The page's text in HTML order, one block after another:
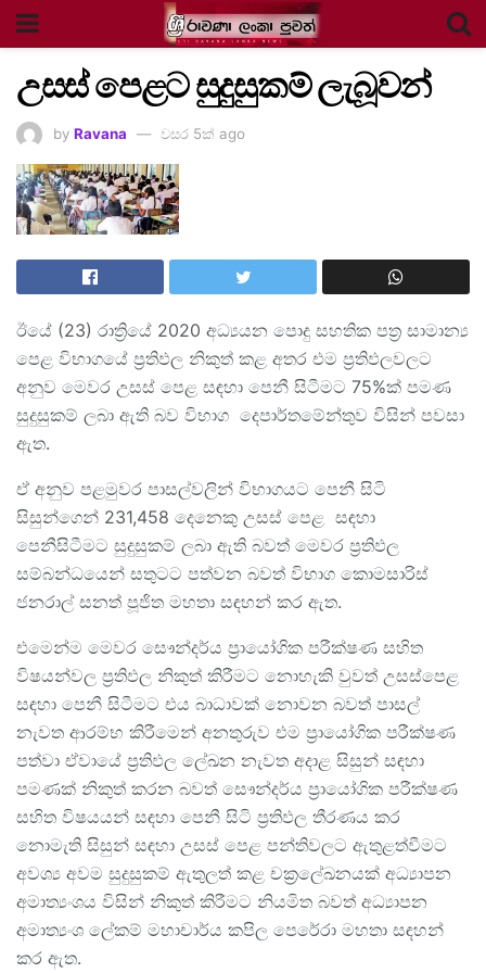
උසස් පෙළට සුදුසුකම් ලැබූවන්
by Ravana වසර 5ක් ago
ඊයේ (23) රාත්‍රියේ 2020 අධ්‍යයන පොදු සහතික පත්‍ර සාමාන්‍ය
පෙළ විභාගයේ ප්‍රතිඵල නිකුත් කළ අතර එම ප්‍රතිඵලවලට
අනුව මෙවර උසස් පෙළ සඳහා පෙනී සිටීමට 75%ක් පමණ
සුදුසුකම් ලබා ඇති බව විභාග දෙපාර්තමේන්තුව විසින් පවසා
ඇත.
ඒ අනුව පළමුවර පාසල්වලින් විභාගයට පෙනී සිටි
සිසුන්ගෙන් 231,458 දෙනෙකු උසස් පෙළ සඳහා
පෙනීසිටීමට සුදුසුකම් ලබා ඇති බවත් මෙවර ප්‍රතිඵල
සම්බන්ධයෙන් සතුටට පත්වන බවත් විභාග කොමසාරිස්
ජනරාල් සනත් පූජිත මහතා සඳහන් කර ඇත.
එමෙන්ම මෙවර සෞන්දර්ය ප්‍රායෝගික පරීක්ෂණ සහිත
විෂයන්වල ප්‍රතිඵල නිකුත් කිරීමට නොහැකි වුවත් උසස්පෙළ
සඳහා පෙනී සිටීමට එය බාධාවක් නොවන බවත් පාසල්
නැවත ආරම්භ කිරීමෙන් අනතුරුව එම ප්‍රායෝගික පරීක්ෂණ
පත්වා ඒවායේ ප්‍රතිඵල ලේඛන නැවත අදාළ සිසුන් සඳහා
පමණක් නිකුත් කරන බවත් සෞන්දර්ය ප්‍රායෝගික පරීක්ෂණ
සහිත විෂයයන් සඳහා පෙනී සිටි ප්‍රතිඵල තීරණය කර
නොමැති සිසුන් සඳහා උසස් පෙළ පන්තිවලට ඇතුළත්වීමට
අවශ්‍ය අවම සුදුසුකම් ඇතුලත් කළ චක්‍රලේඛනයක් අධ්‍යාපන
අමාත්‍යංශය විසින් නිකුත් කිරීමට නියමිත බවත් අධ්‍යාපන
අමාත්‍යංශ ලේකම් මහාචාර්ය කපිල පෙරේරා මහතා සඳහන්
කර ඇත.